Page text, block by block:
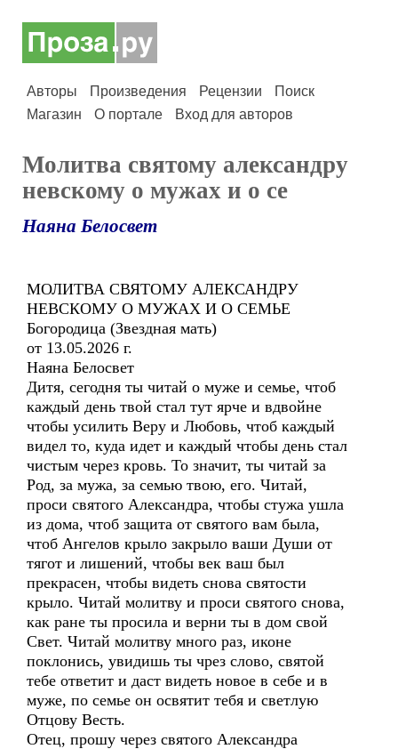
Авторы Произведения Рецензии
Поиск
Магазин
О портале Вход для авторов
Молитва святому александру
невскому о мужах и о се
Наяна Белосвет
МОЛИТВА СВЯТОМУ АЛЕКСАНДРУ
НЕВСКОМУ О МУЖАХ И О СЕМЬЕ
Богородица (Звездная мать)
от 13.05.2026 г.
Наяна Белосвет
Дитя, сегодня ты читай о муже и семье, чтоб
каждый день твой стал тут ярче и вдвойне
чтобы усилить Веру и Любовь, чтоб каждый
видел то, куда идет и каждый чтобы день стал
чистым через кровь. То значит, ты читай за
Род, за мужа, за семью твою, его. Читай,
проси святого Александра, чтобы стужа ушла
из дома, чтоб защита от святого вам была,
чтоб Ангелов крыло закрыло ваши Души от
тягот и лишений, чтобы век ваш был
прекрасен, чтобы видеть снова святости
крыло. Читай молитву и проси святого снова,
как ране ты просила и верни ты в дом свой
Свет. Читай молитву много раз, иконе
поклонись, увидишь ты чрез слово, святой
тебе ответит и даст видеть новое в себе и в
муже, по семье он освятит тебя и светлую
Отцову Весть.
Отец, прошу через святого Александра